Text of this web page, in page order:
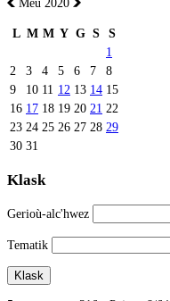
L M M Y G S
S
1
2
3 4 5 6 7
8
9
10 11 12 13 14 15
16 17 18 19 20 21 22
23 24 25 26 27 28 29
30 31
Klask
Gerioù-alc'hwez
Tematik